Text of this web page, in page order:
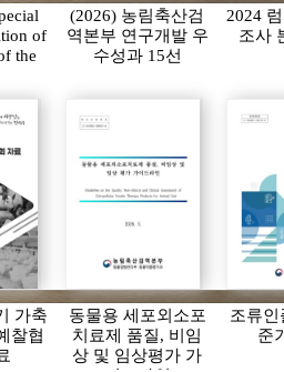
of
the
(2026) 농림축산검
역본부 연구개발 우
수성과 15선
2024
조사
가축
찰협
동물용 세포외소포
치료제 품질, 비임
상 및 임상평가 가
조류인
준